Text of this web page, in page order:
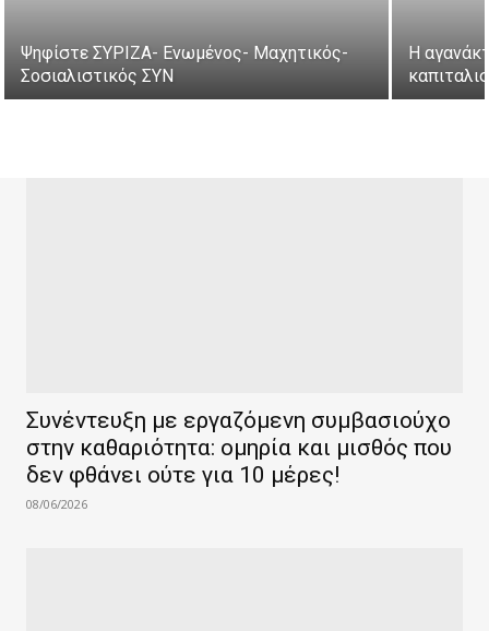
Ψηφίστε ΣΥΡΙΖΑ- Ενωμένος- Μαχητικός-
Σοσιαλιστικός ΣΥΝ
Η
Συνέντευξη με εργαζόμενη συμβασιούχο
στην καθαριότητα: ομηρία και μισθός που
δεν φθάνει ούτε για 10 μέρες!
08/06/2026